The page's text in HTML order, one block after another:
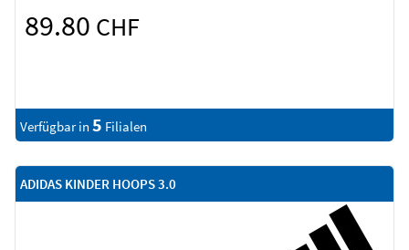
89.80 CHF
Verfügbar in 5 Filialen
ADIDAS KINDER HOOPS 3.0